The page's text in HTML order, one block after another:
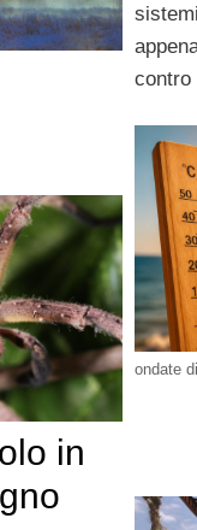
contro
ondate
in